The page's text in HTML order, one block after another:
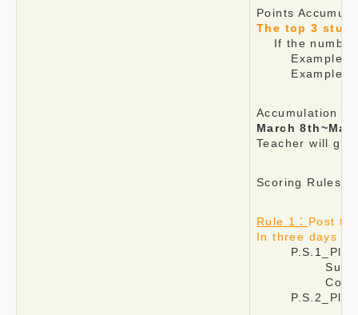
Points
The top 3
If the number
Example 1:
Example 2:
Accumulation
March 8th~May
Teacher will
Scoring Rules:
Rule 1： Post
In three days
Subject：
Content：
P.S.2_Please